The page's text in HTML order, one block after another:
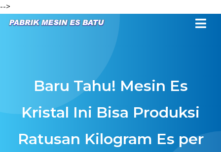
-->
Baru Tahu! Mesin Es
Kristal Ini Bisa Produksi
Ratusan Kilogram Es per